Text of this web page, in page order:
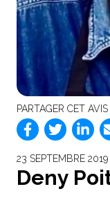
PARTAGER CET AVIS
23 SEPTEMBRE
Deny